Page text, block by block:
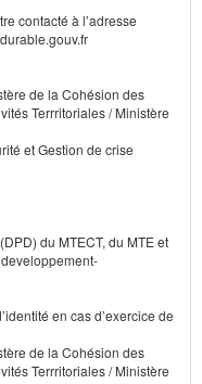
contacté à l’adresse
de la Cohésion des
Terrritoriales / Ministère
et Gestion de crise
du MTECT, du MTE et
developpement-
en cas d’exercice de
de la Cohésion des
Terrritoriales / Ministère